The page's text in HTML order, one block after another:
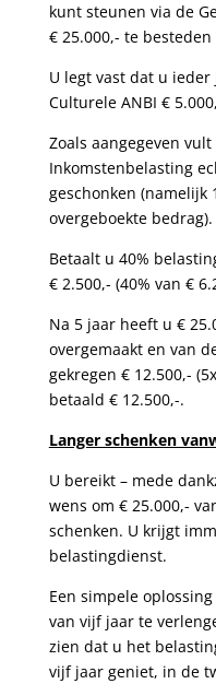
kunt steunen via de
€ 25.000,- te
U legt vast dat u
Culturele ANBI €
Zoals aangegeven
Inkomstenbelasting
geschonken (namelijk
overgeboekte bedrag).
Betaalt u 40%
€ 2.500,- (40% van €
Na 5 jaar heeft u €
overgemaakt en van
gekregen € 12.500,-
betaald € 12.500,-.
Langer schenken
U bereikt – mede
wens om € 25.000,-
schenken. U krijgt
belastingdienst.
Een simpele
van vijf jaar te
zien dat u het
vijf jaar geniet, in de